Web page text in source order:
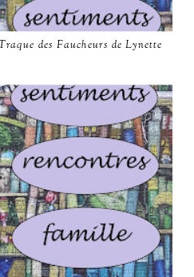
des Faucheurs de Lynette